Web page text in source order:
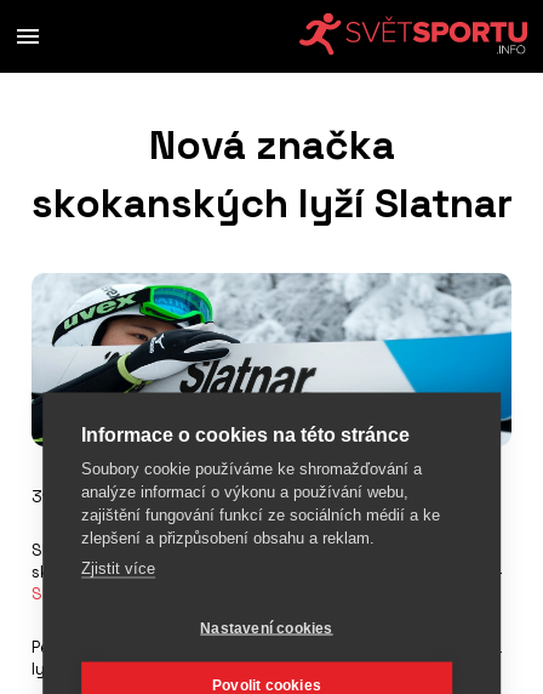
Nová značka
skokanských lyží Slatnar
31. srpna 2017
Slovinský podnikatel Peter Slatnar převzal od Elanu produkci
skokanských lyží. Skokanské lyže se jmenují po jejich majiteli -
Slatnar
Peter Slatnar je majitelem firmy Slatnar Carbon, která dodává
lyžařské skokanské vázání většině skokanů.
Informace o cookies na této stránce
Soubory cookie používáme ke shromažďování a
analýze informací o výkonu a používání webu,
zajištění fungování funkcí ze sociálních médií a ke
zlepšení a přizpůsobení obsahu a reklam.
Zjistit více
Nastavení cookies
Povolit cookies